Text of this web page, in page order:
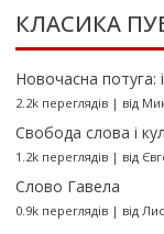
КЛАСИКА
Новочасна потуга:
2.2k переглядів| від
Свобода слова і
1.2k переглядів| від
Слово Гавела
0.9k переглядів| від